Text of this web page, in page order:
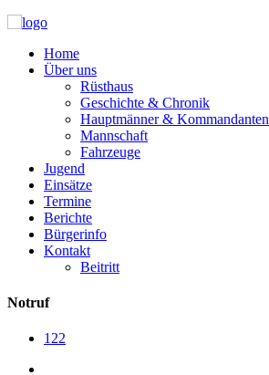
Home
Über uns
Rüsthaus
Geschichte & Chronik
Hauptmänner & Kommandanten
Mannschaft
Fahrzeuge
Jugend
Einsätze
Termine
Berichte
Bürgerinfo
Kontakt
Beitritt
Notruf
122